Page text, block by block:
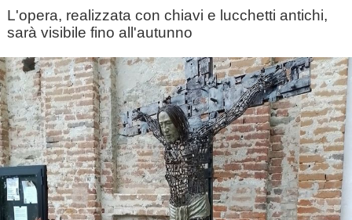
L'opera, realizzata con chiavi e lucchetti antichi,
sarà visibile fino all'autunno